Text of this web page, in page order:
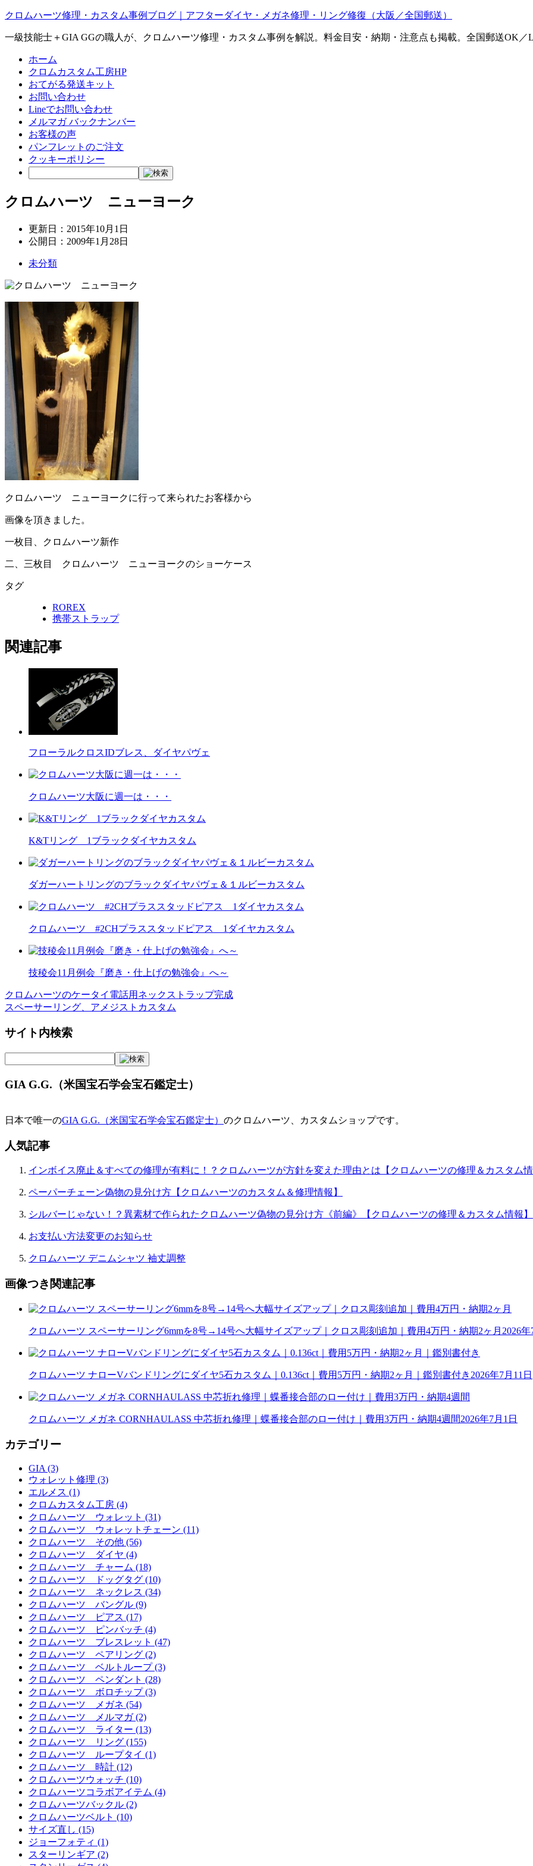
クロムハーツ修理・カスタム事例ブログ｜アフターダイヤ・メガネ修理・リング修復（大阪／全国郵送）
一級技能士＋GIA GGの職人が、クロムハーツ修理・カスタム事例を解説。料金目安・納期・注意点も掲載。全国郵送OK／
ホーム
クロムカスタム工房HP
おてがる発送キット
お問い合わせ
Lineでお問い合わせ
メルマガ バックナンバー
お客様の声
パンフレットのご注文
クッキーポリシー
クロムハーツ ニューヨーク
更新日： 2015年10月1日
公開日： 2009年1月28日
未分類
クロムハーツ ニューヨークに行って来られたお客様から
画像を頂きました。
一枚目、クロムハーツ新作
二、三枚目 クロムハーツ ニューヨークのショーケース
タグ
ROREX
携帯ストラップ
関連記事
フローラルクロスIDブレス、ダイヤパヴェ
クロムハーツ大阪に週一は・・・
K&Tリング 1ブラックダイヤカスタム
ダガーハートリングのブラックダイヤパヴェ＆１ルビーカスタム
クロムハーツ #2CHプラススタッドピアス 1ダイヤカスタム
技稜会11月例会『磨き・仕上げの勉強会』へ～
投
ナ
ビ
ー
シ
ン
クロムハーツのケータイ電話用ネックストラップ完成
スペーサーリング、アメジストカスタム
サイト内検索
GIA G.G.（米国宝石学会宝石鑑定士）
日本で唯一のGIA G.G.（米国宝石学会宝石鑑定士） のクロムハーツ、カスタムショップです。
人気記事
インボイス廃止＆すべての修理が有料に！？クロムハーツが方針を変えた理由とは【クロムハーツの修理＆カスタム情
ペーパーチェーン偽物の見分け方【クロムハーツのカスタム＆修理情報】
シルバーじゃない！？異素材で作られたクロムハーツ偽物の見分け方《前編》【クロムハーツの修理＆カスタム情報】
お支払い方法変更のお知らせ
クロムハーツ デニムシャツ 袖丈調整
画像つき関連記事
クロムハーツ スペーサーリング6mmを8号→14号へ大幅サイズアップ｜クロス彫刻追加｜費用4万円・納期2ヶ月 2026年
クロムハーツ ナローVバンドリングにダイヤ5石カスタム｜0.136ct｜費用5万円・納期2ヶ月｜鑑別書付き 2026年7月11日
クロムハーツ メガネ CORNHAULASS 中芯折れ修理｜蝶番接合部のロー付け｜費用3万円・納期4週間2026年7月1日
カテゴリー
GIA (3)
ウォレット修理 (3)
エルメス (1)
クロムカスタム工房 (4)
クロムハーツ ウォレット (31)
クロムハーツ ウォレットチェーン (11)
クロムハーツ その他 (56)
クロムハーツ ダイヤ (4)
クロムハーツ チャーム (18)
クロムハーツ ドッグタグ (10)
クロムハーツ ネックレス (34)
クロムハーツ バングル (9)
クロムハーツ ピアス (17)
クロムハーツ ピンバッチ (4)
クロムハーツ ブレスレット (47)
クロムハーツ ペアリング (2)
クロムハーツ ベルトループ (3)
クロムハーツ ペンダント (28)
クロムハーツ ボロチップ (3)
クロムハーツ メガネ (54)
クロムハーツ メルマガ (2)
クロムハーツ ライター (13)
クロムハーツ リング (155)
クロムハーツ ループタイ (1)
クロムハーツ 時計 (12)
クロムハーツウォッチ (10)
クロムハーツコラボアイテム (4)
クロムハーツバックル (2)
クロムハーツベルト (10)
サイズ直し (15)
ジョーフォティ (1)
スターリンギア (2)